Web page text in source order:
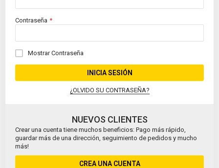
Contraseña
Mostrar Contraseña
INICIA SESIÓN
¿OLVIDO SU CONTRASEÑA?
NUEVOS CLIENTES
Crear una cuenta tiene muchos beneficios: Pago más rápido,
guardar más de una dirección, seguimiento de pedidos y mucho
más!
CREA UNA CUENTA